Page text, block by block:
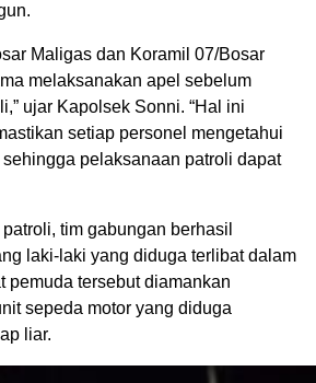
Maligas dan Koramil 07/Bosar
melaksanakan apel sebelum
ujar Kapolsek Sonni. “Hal ini
setiap personel mengetahui
pelaksanaan patroli dapat
tim gabungan berhasil
laki-laki yang diduga terlibat dalam
pemuda tersebut diamankan
sepeda motor yang diduga
liar.